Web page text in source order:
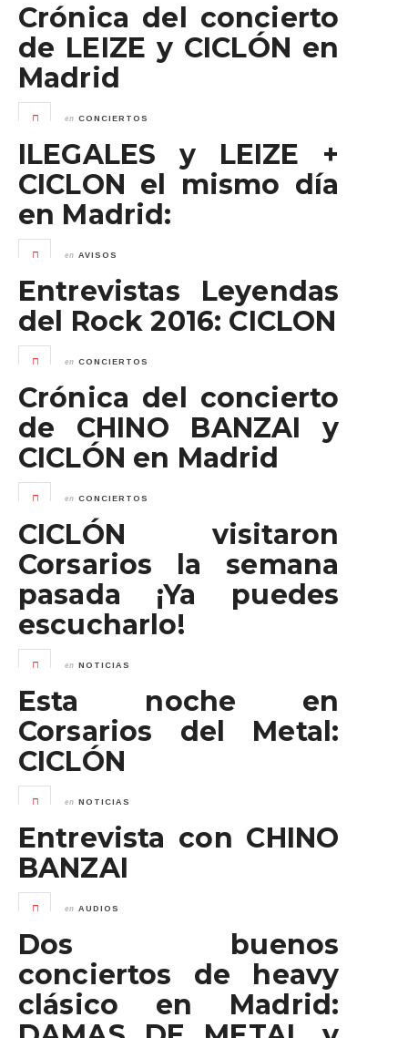
Crónica del concierto
de LEIZE y CICLÓN en
Madrid
en CONCIERTOS
ILEGALES y LEIZE +
CICLON el mismo día
en Madrid:
en AVISOS
Entrevistas Leyendas
del Rock 2016: CICLON
en CONCIERTOS
Crónica del concierto
de CHINO BANZAI y
CICLÓN en Madrid
en CONCIERTOS
CICLÓN visitaron
Corsarios la semana
pasada ¡Ya puedes
escucharlo!
en NOTICIAS
Esta noche en
Corsarios del Metal:
CICLÓN
en NOTICIAS
Entrevista con CHINO
BANZAI
en AUDIOS
Dos buenos
conciertos de heavy
clásico en Madrid: